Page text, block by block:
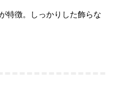
特徴。しっかりした飾らな